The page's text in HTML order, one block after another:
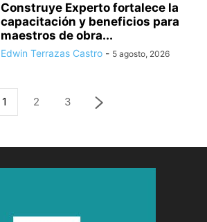
Construye Experto fortalece la
capacitación y beneficios para
maestros de obra...
Edwin Terrazas Castro - 5 agosto, 2026
1 2 3